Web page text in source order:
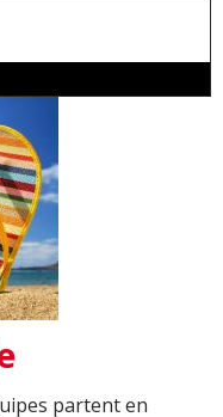
partent en